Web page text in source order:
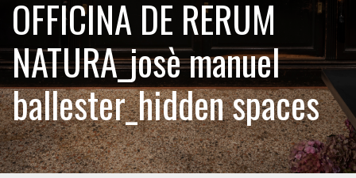
OFFICINA DE RERUM
NATURA_josè manuel
ballester_hidden spaces